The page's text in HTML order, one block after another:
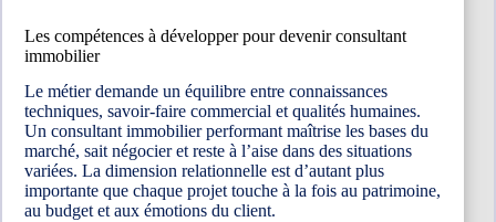
Les compétences à développer pour devenir consultant
immobilier
Le métier demande un équilibre entre connaissances
techniques, savoir-faire commercial et qualités humaines.
Un consultant immobilier performant maîtrise les bases du
marché, sait négocier et reste à l’aise dans des situations
variées. La dimension relationnelle est d’autant plus
importante que chaque projet touche à la fois au patrimoine,
au budget et aux émotions du client.